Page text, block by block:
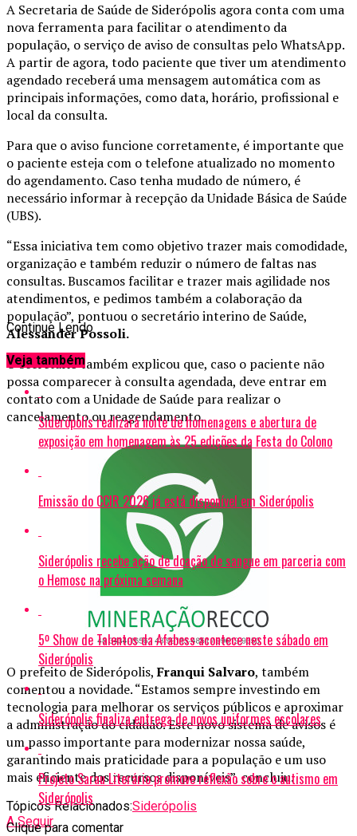
A Secretaria de Saúde de Siderópolis agora conta com uma
nova ferramenta para facilitar o atendimento da
população, o serviço de aviso de consultas pelo WhatsApp.
A partir de agora, todo paciente que tiver um atendimento
agendado receberá uma mensagem automática com as
principais informações, como data, horário, profissional e
local da consulta.
Para que o aviso funcione corretamente, é importante que
o paciente esteja com o telefone atualizado no momento
do agendamento. Caso tenha mudado de número, é
necessário informar à recepção da Unidade Básica de Saúde
(UBS).
“Essa iniciativa tem como objetivo trazer mais comodidade,
organização e também reduzir o número de faltas nas
consultas. Buscamos facilitar e trazer mais agilidade nos
atendimentos, e pedimos também a colaboração da
população”, pontuou o secretário interino de Saúde,
Alessander Possoli.
O secretário também explicou que, caso o paciente não
possa comparecer à consulta agendada, deve entrar em
contato com a Unidade de Saúde para realizar o
cancelamento ou reagendamento.
O prefeito de Siderópolis,Franqui Salvaro, também
comentou a novidade. “Estamos sempre investindo em
tecnologia para melhorar os serviços públicos e aproximar
a administração do cidadão. Este novo sistema de avisos é
um passo importante para modernizar nossa saúde,
garantindo mais praticidade para a população e um uso
mais eficiente dos recursos disponíveis”, concluiu.
Tópicos Relacionados:Siderópolis
A Seguir
Continue Lendo
Veja também
Siderópolis realizará noite de homenagens e abertura de
exposição em homenagem às 25 edições da Festa do Colono
Emissão do CCIR 2026 já está disponível em Siderópolis
Siderópolis recebe ação de doação de sangue em parceria com
o Hemosc na próxima semana
5º Show de Talentos da Afabess acontece neste sábado em
Siderópolis
Siderópolis finaliza entrega de novos uniformes escolares
Projeto Sarau Literário promove reflexão sobre o autismo em
Siderópolis
Clique para comentar